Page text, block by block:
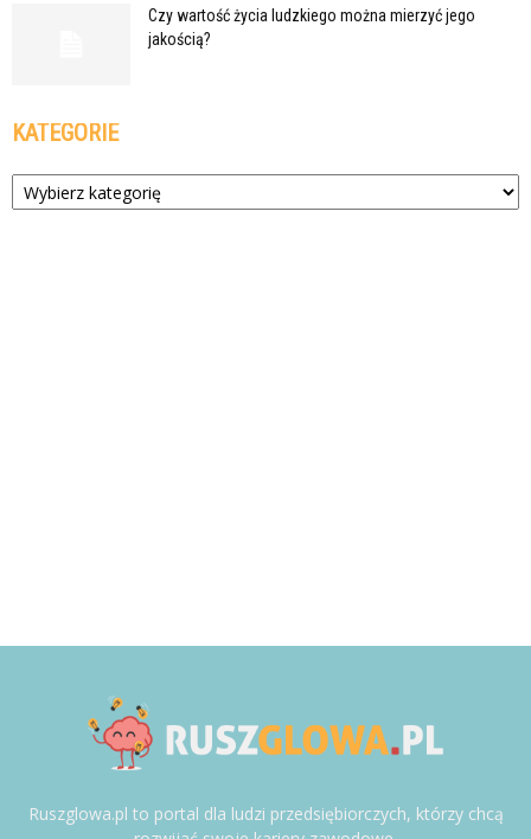
Czy wartość życia ludzkiego można mierzyć jego
jakością?
KATEGORIE
Kategorie
Ruszglowa.pl to portal dla ludzi przedsiębiorczych, którzy chcą